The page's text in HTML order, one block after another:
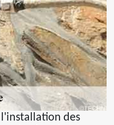
des